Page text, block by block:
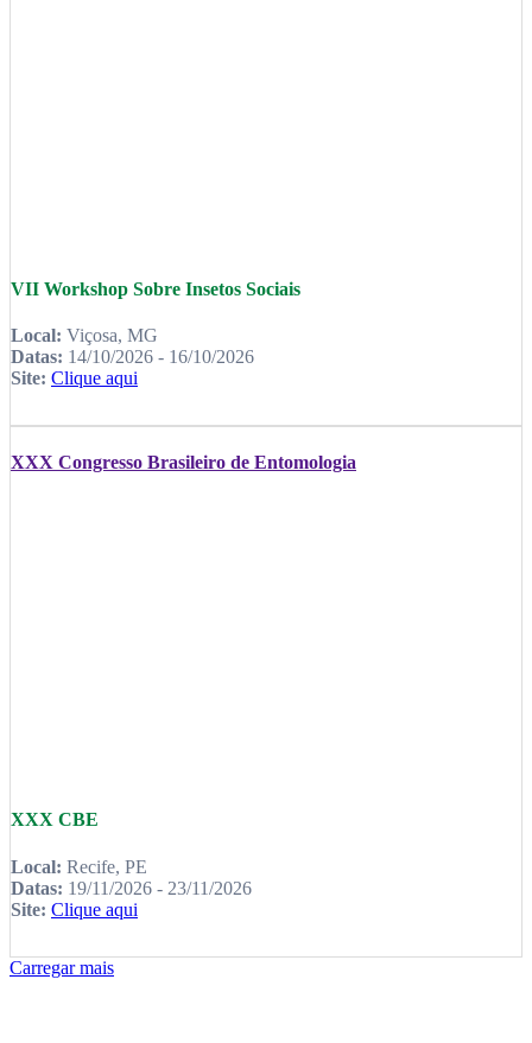
VII Workshop Sobre Insetos Sociais
Local: Viçosa, MG
Datas: 14/10/2026 - 16/10/2026
Site: Clique aqui
XXX Congresso Brasileiro de Entomologia
XXX CBE
Local: Recife, PE
Datas: 19/11/2026 - 23/11/2026
Site: Clique aqui
Carregar mais